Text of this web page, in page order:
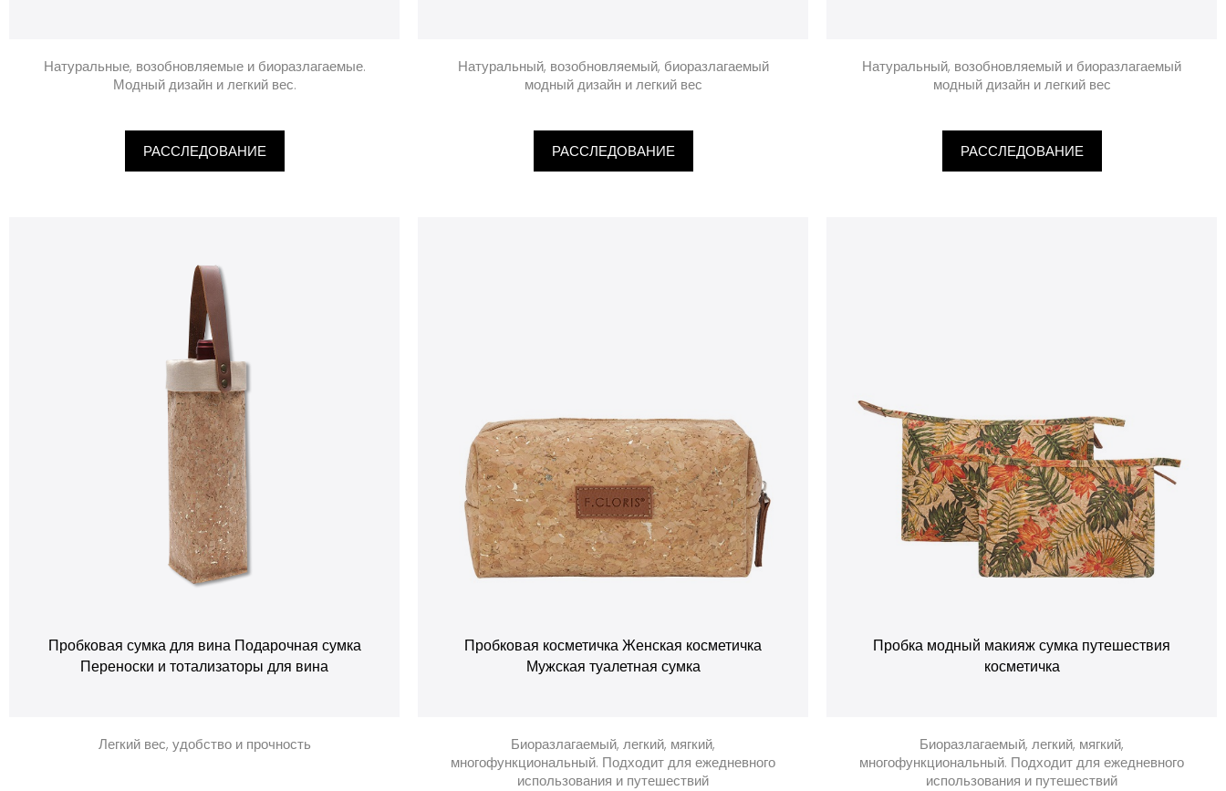
Натуральные, возобновляемые и биоразлагаемые.
Модный дизайн и легкий вес.
РАССЛЕДОВАНИЕ
Натуральный, возобновляемый, биоразлагаемый
модный дизайн и легкий вес
РАССЛЕДОВАНИЕ
Натуральный, возобновляемый и биоразлагаемый
модный дизайн и легкий вес
РАССЛЕДОВАНИЕ
Пробковая сумка для вина Подарочная сумка
Переноски и тотализаторы для вина
Легкий вес, удобство и прочность
Пробковая косметичка Женская косметичка
Мужская туалетная сумка
Биоразлагаемый, легкий, мягкий,
многофункциональный. Подходит для ежедневного
использования и путешествий
Пробка модный макияж сумка путешествия
косметичка
Биоразлагаемый, легкий, мягкий,
многофункциональный. Подходит для ежедневного
использования и путешествий